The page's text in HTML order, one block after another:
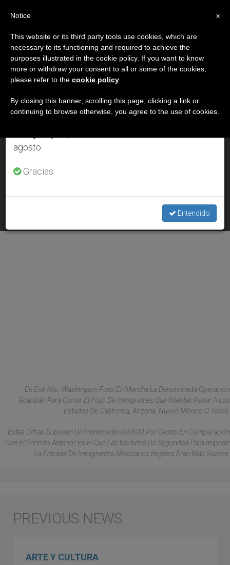
DÍA
Marzo 27th, 2001
ÚLTIMAS NOTICIAS
Cuatrocientos mexicanos muertos desde 1995 al intentan
MAR 27, 2001 00:00
En Ese Año, Washington Puso En Marcha La Denominada Operación
Guardián Para Cortar El Flujo De Inmigrantes Que Intentan Pasar A Los
Estados De California, Arizona, Nuevo México O Texas.
Estas Cifras Suponen Un Incremento Del 600 Por Ciento En Comparación
Con El Período Anterior En El Que Las Medidas De Seguridad Para Impedir
La Entrada De Inmigrantes Mexicanos Ilegales Eran Más Suaves.
ARTE Y CULTURA
×
Aviso importante
Del 27 de julio al 7 de agosto haremos la pausa
anual, aprovechando que en el periodo de verano
se generan menos informaciones y también el
agosto.
Gracias.
Entendido
x
Notice
This website or its third party tools use cookies, which are
necessary to its functioning and required to achieve the
purposes illustrated in the cookie policy. If you want to know
more or withdraw your consent to all or some of the cookies,
please refer to the cookie policy
By closing this banner, scrolling this page, clicking a link or
continuing to browse otherwise, you agree to the use of cookies.